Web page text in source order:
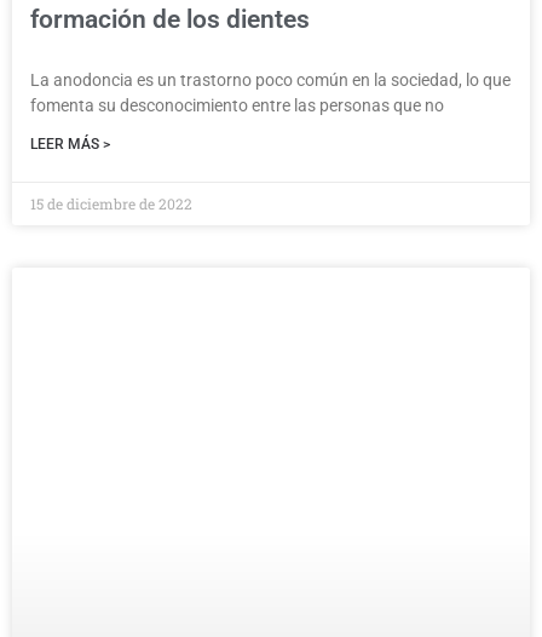
formación de los dientes
La anodoncia es un trastorno poco común en la sociedad, lo que
fomenta su desconocimiento entre las personas que no
LEER MÁS >
15 de diciembre de 2022